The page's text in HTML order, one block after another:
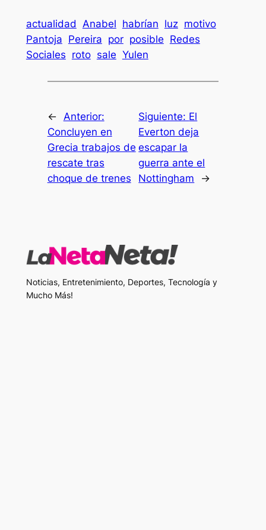
actualidad Anabel habrían luz motivo
Pantoja Pereira por posible Redes
Sociales roto sale Yulen
←
Anterior:
Concluyen en
Grecia trabajos de
rescate tras
choque de trenes
Siguiente: El
Everton deja
escapar la
guerra ante el
Nottingham
→
Noticias, Entretenimiento, Deportes, Tecnología y
Mucho Más!